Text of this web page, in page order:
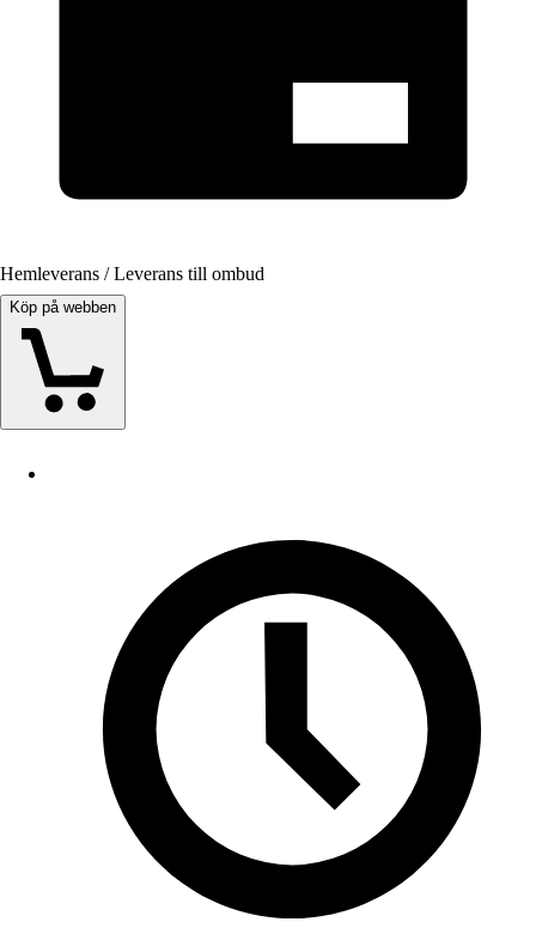
Hemleverans / Leverans till ombud
Köp på webben